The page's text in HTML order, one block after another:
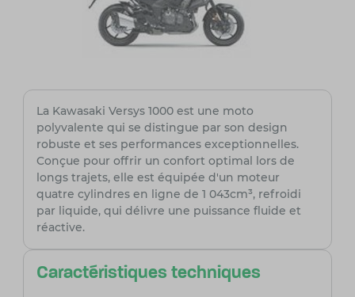
La Kawasaki Versys 1000 est une moto
polyvalente qui se distingue par son design
robuste et ses performances exceptionnelles.
Conçue pour offrir un confort optimal lors de
longs trajets, elle est équipée d'un moteur
quatre cylindres en ligne de 1 043cm³, refroidi
par liquide, qui délivre une puissance fluide et
réactive.
Caractéristiques techniques